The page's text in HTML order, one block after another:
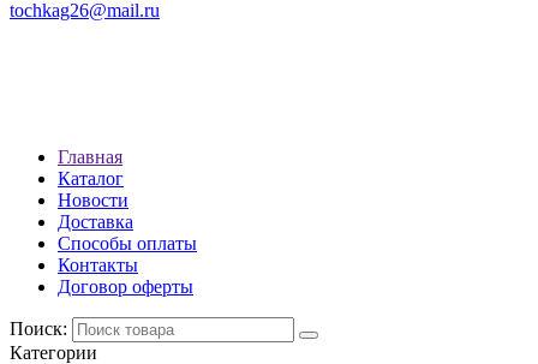
tochkag26@mail.ru
Главная
Каталог
Новости
Доставка
Способы оплаты
Контакты
Договор оферты
Поиск:
Категории